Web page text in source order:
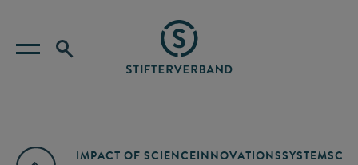
IMPACT OF SCIENCEINNOVATIONSSYSTEM